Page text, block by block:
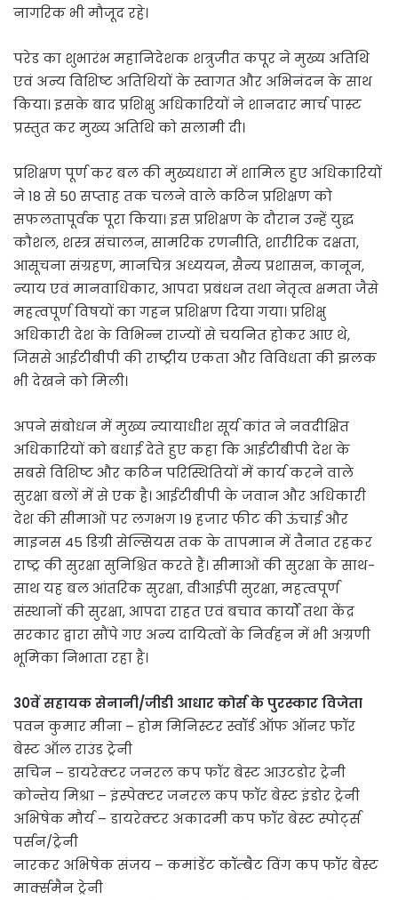
नागरिक भी मौजूद रहे।
परेड का शुभारंभ महानिदेशक शत्रुजीत कपूर ने मुख्य अतिथि
एवं अन्य विशिष्ट अतिथियों के स्वागत और अभिनंदन के साथ
किया। इसके बाद प्रशिक्षु अधिकारियों ने शानदार मार्च पास्ट
प्रस्तुत कर मुख्य अतिथि को सलामी दी।
प्रशिक्षण पूर्ण कर बल की मुख्यधारा में शामिल हुए अधिकारियों
ने 18 से 50 सप्ताह तक चलने वाले कठिन प्रशिक्षण को
सफलतापूर्वक पूरा किया। इस प्रशिक्षण के दौरान उन्हें युद्ध
कौशल, शस्त्र संचालन, सामरिक रणनीति, शारीरिक दक्षता,
आसूचना संग्रहण, मानचित्र अध्ययन, सैन्य प्रशासन, कानून,
न्याय एवं मानवाधिकार, आपदा प्रबंधन तथा नेतृत्व क्षमता जैसे
महत्वपूर्ण विषयों का गहन प्रशिक्षण दिया गया। प्रशिक्षु
अधिकारी देश के विभिन्न राज्यों से चयनित होकर आए थे,
जिससे आईटीबीपी की राष्ट्रीय एकता और विविधता की झलक
भी देखने को मिली।
अपने संबोधन में मुख्य न्यायाधीश सूर्य कांत ने नवदीक्षित
अधिकारियों को बधाई देते हुए कहा कि आईटीबीपी देश के
सबसे विशिष्ट और कठिन परिस्थितियों में कार्य करने वाले
सुरक्षा बलों में से एक है। आईटीबीपी के जवान और अधिकारी
देश की सीमाओं पर लगभग 19 हजार फीट की ऊंचाई और
माइनस 45 डिग्री सेल्सियस तक के तापमान में तैनात रहकर
राष्ट्र की सुरक्षा सुनिश्चित करते हैं। सीमाओं की सुरक्षा के साथ-
साथ यह बल आंतरिक सुरक्षा, वीआईपी सुरक्षा, महत्वपूर्ण
संस्थानों की सुरक्षा, आपदा राहत एवं बचाव कार्यों तथा केंद्र
सरकार द्वारा सौंपे गए अन्य दायित्वों के निर्वहन में भी अग्रणी
भूमिका निभाता रहा है।
30वें सहायक सेनानी/जीडी आधार कोर्स के पुरस्कार विजेता
पवन कुमार मीना – होम मिनिस्टर स्वॉर्ड ऑफ ऑनर फॉर
बेस्ट ऑल राउंड ट्रेनी
सचिन – डायरेक्टर जनरल कप फॉर बेस्ट आउटडोर ट्रेनी
कोन्तेय मिश्रा – इंस्पेक्टर जनरल कप फॉर बेस्ट इंडोर ट्रेनी
अभिषेक मौर्य – डायरेक्टर अकादमी कप फॉर बेस्ट स्पोर्ट्स
पर्सन/ट्रेनी
नारकर अभिषेक संजय – कमांडेंट कॉम्बैट विंग कप फॉर बेस्ट
मार्क्समैन ट्रेनी